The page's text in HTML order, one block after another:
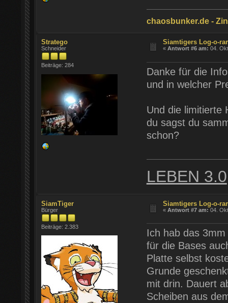
chaosbunker.de -
Stratego
Schneider
Beiträge: 284
Siamtigers Log-o-
«Antwort #6 am: 04.
Danke für die
und in welcher
Und die limitierte
du sagst du
schon?
LEBEN 3.0
SiamTiger
Bürger
Beiträge: 2.383
Siamtigers Log-o-
«Antwort #7 am: 04.
Ich hab das
für die Bases
Platte selbst
Grunde
mit drin. Dauert
Scheiben aus